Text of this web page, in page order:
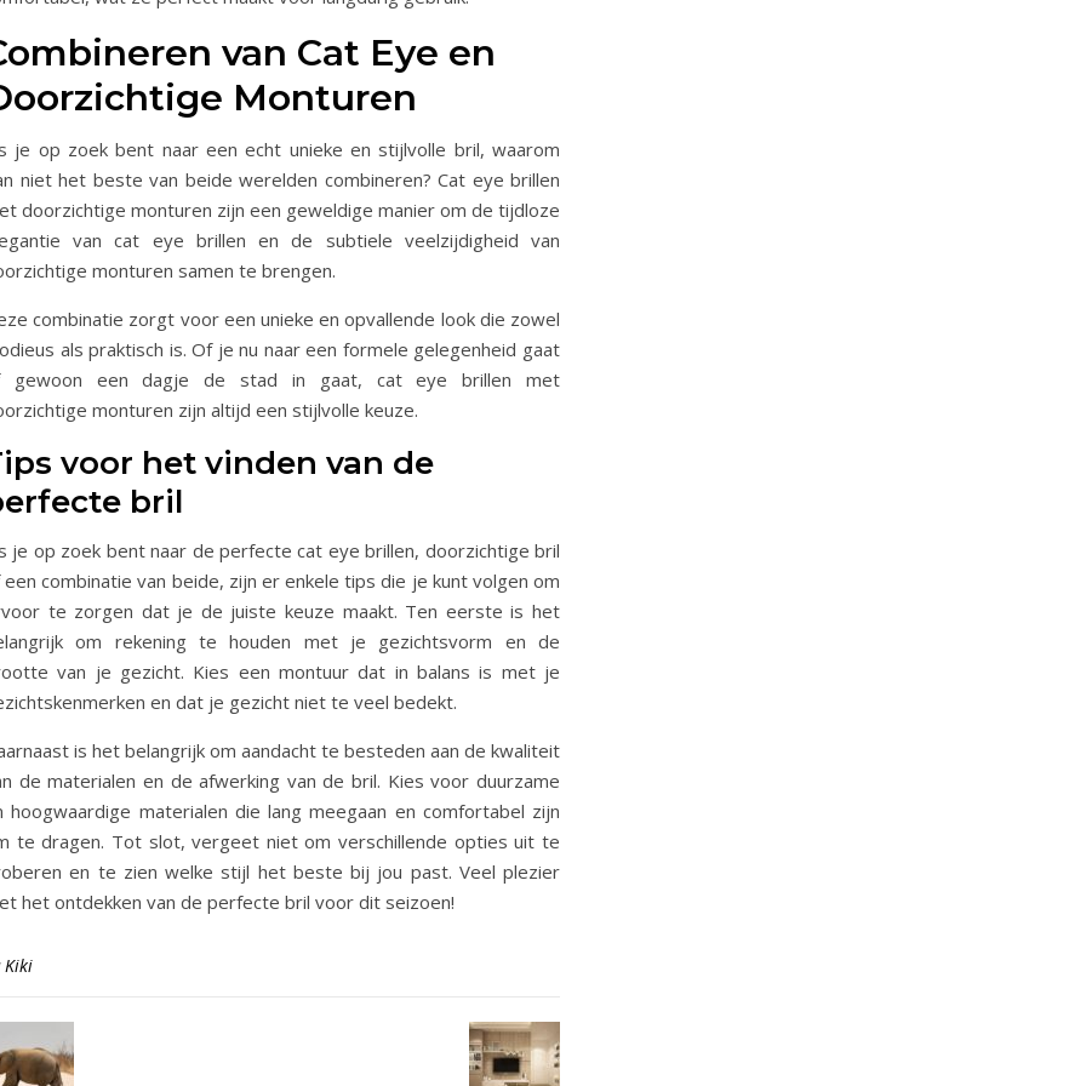
van Cat Eye en
Monturen
je op zoek bent naar een echt unieke en stijlvolle bril, waarom
niet het beste van beide werelden combineren? Cat eye brillen
doorzichtige monturen zijn een geweldige manier om de tijdloze
van cat eye brillen en de subtiele veelzijdigheid van
monturen samen te brengen.
combinatie zorgt voor een unieke en opvallende look die zowel
als praktisch is. Of je nu naar een formele gelegenheid gaat
gewoon een dagje de stad in gaat, cat eye brillen met
monturen zijn altijd een stijlvolle keuze.
voor het vinden van de
bril
je op zoek bent naar de perfecte cat eye brillen, doorzichtige bril
combinatie van beide, zijn er enkele tips die je kunt volgen om
te zorgen dat je de juiste keuze maakt. Ten eerste is het
om rekening te houden met je gezichtsvorm en de
van je gezicht. Kies een montuur dat in balans is met je
en dat je gezicht niet te veel bedekt.
is het belangrijk om aandacht te besteden aan de kwaliteit
de materialen en de afwerking van de bril. Kies voor duurzame
hoogwaardige materialen die lang meegaan en comfortabel zijn
te dragen. Tot slot, vergeet niet om verschillende opties uit te
en te zien welke stijl het beste bij jou past. Veel plezier
het ontdekken van de perfecte bril voor dit seizoen!
Kiki